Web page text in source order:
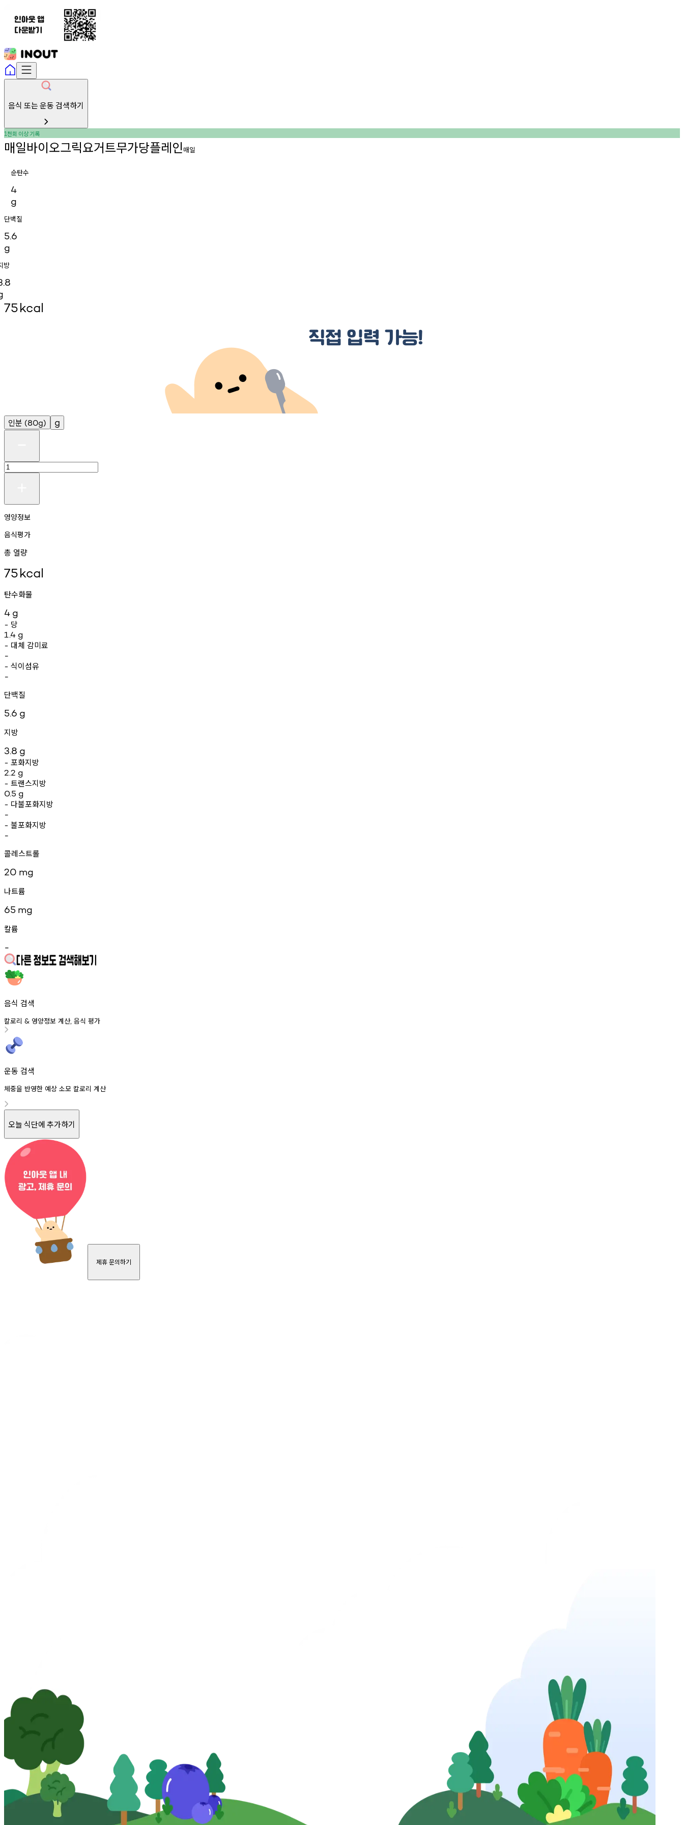
음식 또는 운동 검색하기
1천회 이상기록
매일바이오그릭요거트무가당플레인 매일
순탄수
4
g
단백질
5.6
g
방
75kcal
인분 (80g) g
영양정보
음식평가
총 열량
75kcal
탄수화물
4 g
- 당
1.4 g
- 대체 감미료
-
- 식이섬유
-
단백질
5.6 g
지방
3.8 g
- 포화지방
2.2 g
- 트랜스지방
0.5 g
- 다불포화지방
-
- 불포화지방
-
콜레스트롤
20 mg
나트륨
65 mg
칼륨
-
음식 검색
칼로리 & 영양정보 계산, 음식 평가
운동 검색
체중을 반영한 예상 소모 칼로리 계산
오늘 식단에 추가하기
제휴 문의하기